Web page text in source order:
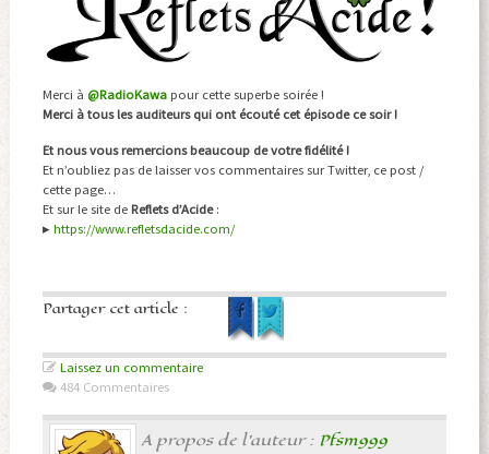
Merci à @RadioKawapour cette superbe soirée !
Merci à tous les auditeurs qui ont écouté cet épisode ce soir !
Et nous vous remercions beaucoup de votre fidélité !
Et n’oubliez pas de laisser vos commentaires sur Twitter, ce post /
cette page…
Et sur le site de Reflets d’Acide:
▸ https://www.refletsdacide.com/
Partager cet article :
Laissez un commentaire
484 Commentaires
A propos de l'auteur : Pfsm999